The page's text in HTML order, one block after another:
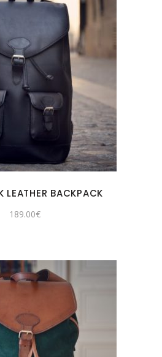
LEATHER BACKPACK
189.00€